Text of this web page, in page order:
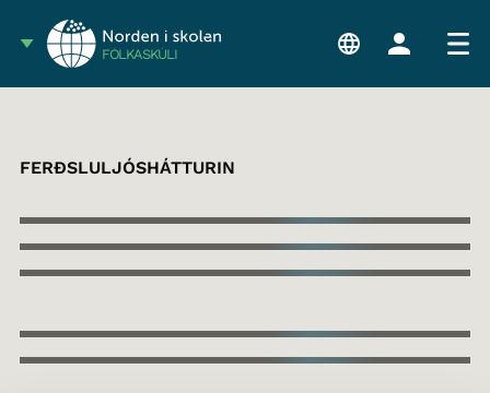
FÓLKASKÚLI
FERÐSLULJÓSHÁTTURIN